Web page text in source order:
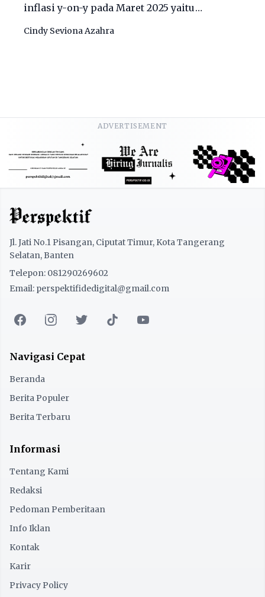
inflasi y-on-y pada Maret 2025 yaitu
tembakau yakni 0,61 persen.
Cindy Seviona Azahra
ADVERTISEMENT
Jl. Jati No.1 Pisangan, Ciputat Timur, Kota Tangerang
Selatan, Banten
Telepon: 081290269602
Email: perspektifidedigital@gmail.com
Navigasi Cepat
Beranda
Berita Populer
Berita Terbaru
Informasi
Tentang Kami
Redaksi
Pedoman Pemberitaan
Info Iklan
Kontak
Karir
Privacy Policy